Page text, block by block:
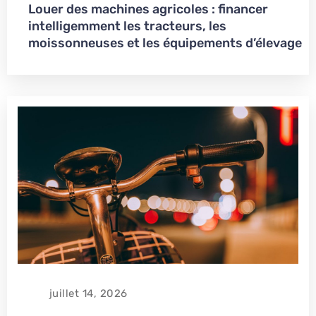
Louer des machines agricoles : financer
intelligemment les tracteurs, les
moissonneuses et les équipements d’élevage
juillet 14, 2026